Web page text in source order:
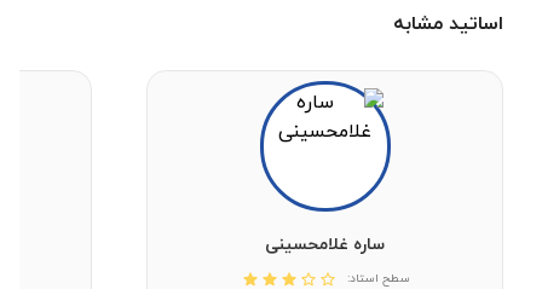
اساتید مشابه
ساره غلامحسینی
سطح استاد: